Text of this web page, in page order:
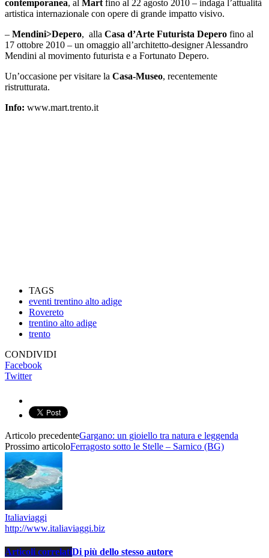
contemporanea, al Mart fino al 22 agosto 2010 – indaga l’attualità
artistica internazionale con opere di grande impatto visivo.
– Mendini>Depero, alla Casa d’Arte Futurista Depero fino al
17 ottobre 2010 – un omaggio all’architetto-designer Alessandro
Mendini al movimento futurista e a Fortunato Depero.
Un’occasione per visitare la Casa-Museo, recentemente
ristrutturata.
Info: www.mart.trento.it
TAGS
eventi trentino alto adige
Rovereto
trentino alto adige
trento
CONDIVIDI
Facebook
Twitter
Articolo precedenteGargano: un gioiello tra natura e leggenda
Prossimo articoloFerragosto sotto le Stelle – Sarnico (BG)
Italiaviaggi
http://www.italiaviaggi.biz
Articoli correlatiDi più dello stesso autore